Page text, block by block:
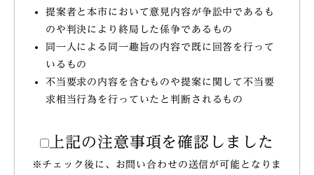
提案者と本市において意見内容が争訟中であるも
のや判決により終局した係争であるもの
同一人による同一趣旨の内容で既に回答を行って
いるもの
不当要求の内容を含むものや提案に関して不当要
求相当行為を行っていたと判断されるもの
上記の注意事項を確認しました
※チェック後に、お問い合わせの送信が可能となりま